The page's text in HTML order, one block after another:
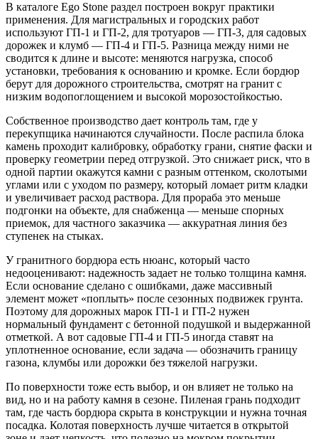
В каталоге Ego Stone раздел построен вокруг практики
применения. Для магистральных и городских работ
используют ГП-1 и ГП-2, для тротуаров — ГП-3, для садовых
дорожек и клумб — ГП-4 и ГП-5. Разница между ними не
сводится к длине и высоте: меняются нагрузка, способ
установки, требования к основанию и кромке. Если бордюр
берут для дорожного строительства, смотрят на гранит с
низким водопоглощением и высокой морозостойкостью.
Собственное производство дает контроль там, где у
перекупщика начинаются случайности. После распила блока
камень проходит калибровку, обработку грани, снятие фаски и
проверку геометрии перед отгрузкой. Это снижает риск, что в
одной партии окажутся камни с разным оттенком, сколотыми
углами или с уходом по размеру, который ломает ритм кладки
и увеличивает расход раствора. Для прораба это меньше
подгонки на объекте, для снабженца — меньше спорных
приемок, для частного заказчика — аккуратная линия без
ступенек на стыках.
У гранитного бордюра есть нюанс, который часто
недооценивают: надежность задает не только толщина камня.
Если основание сделано с ошибками, даже массивный
элемент может «поплыть» после сезонных подвижек грунта.
Поэтому для дорожных марок ГП-1 и ГП-2 нужен
нормальный фундамент с бетонной подушкой и выдержанной
отметкой. А вот садовые ГП-4 и ГП-5 иногда ставят на
уплотненное основание, если задача — обозначить границу
газона, клумбы или дорожки без тяжелой нагрузки.
По поверхности тоже есть выбор, и он влияет не только на
вид, но и на работу камня в сезоне. Пиленая грань подходит
там, где часть бордюра скрыта в конструкции и нужна точная
посадка. Колотая поверхность лучше читается в открытой